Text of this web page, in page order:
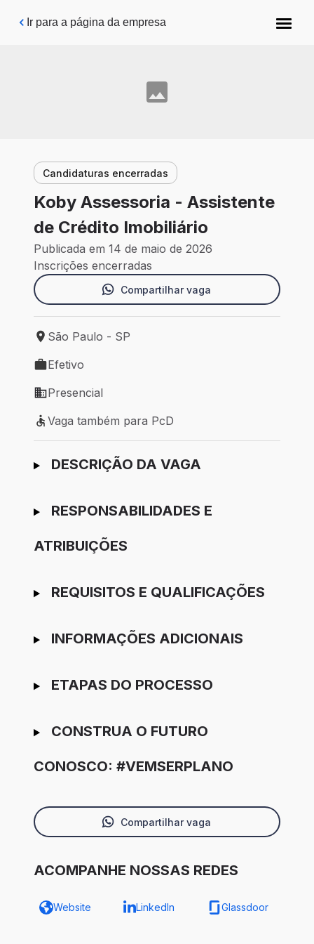
Pular para o conteúdo principal
Ir para a página da empresa
Candidaturas encerradas
Koby Assessoria - Assistente
de Crédito Imobiliário
Publicada em 14 de maio de 2026
Inscrições encerradas
Compartilhar vaga
Local de trabalho: São Paulo - SP
São Paulo - SP
Tipo de vaga: Efetivo
Efetivo
Modelo de trabalho: Presencial
Presencial
Vaga também para PcD
Vaga também para PcD
Ir para candidatura
DESCRIÇÃO DA VAGA
RESPONSABILIDADES E
ATRIBUIÇÕES
REQUISITOS E QUALIFICAÇÕES
INFORMAÇÕES ADICIONAIS
ETAPAS DO PROCESSO
CONSTRUA O FUTURO
CONOSCO: #VEMSERPLANO
Compartilhar vaga
ACOMPANHE NOSSAS REDES
Website LinkedIn Glassdoor